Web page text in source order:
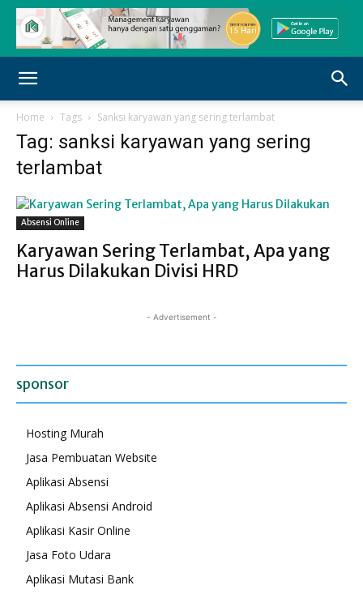
Home Tags Sanksi karyawan yang sering terlambat
Tag: sanksi karyawan yang sering
terlambat
Absensi Online
Karyawan Sering Terlambat, Apa yang
Harus Dilakukan Divisi HRD
- Advertisement -
sponsor
Hosting Murah
Jasa Pembuatan Website
Aplikasi Absensi
Aplikasi Absensi Android
Aplikasi Kasir Online
Jasa Foto Udara
Aplikasi Mutasi Bank